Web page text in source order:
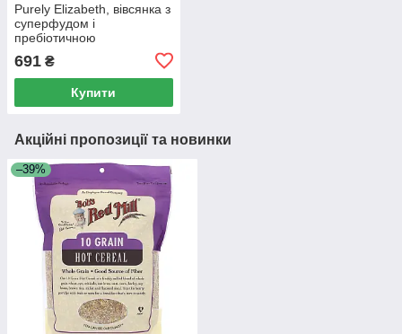
Purely Elizabeth, вівсянка з
суперфудом і
пребіотичною
клітковиною, банан і горіх,
6 пакетиків по 43 г (1,52
унції)
691 ₴
Купити
Акційні пропозиції та новинки
–39%